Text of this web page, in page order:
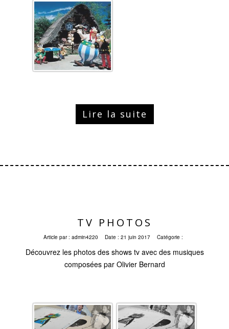
Lire la suite
TV PHOTOS
Article par : admin4220 Date : 21 juin 2017 Catégorie :
Découvrez les photos des shows tv avec des musiques
composées par Olivier Bernard